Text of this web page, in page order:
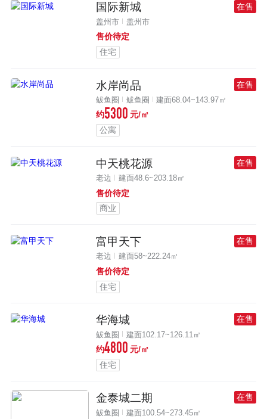
国际新城 在售
盖州市 盖州市
售价待定
住宅
水岸尚品 在售
鲅鱼圈 鲅鱼圈 建面68.04~143.97㎡
约5300 元/㎡
公寓
中天桃花源 在售
老边 建面48.6~203.18㎡
售价待定
商业
富甲天下 在售
老边 建面58~222.24㎡
售价待定
住宅
华海城 在售
鲅鱼圈 建面102.17~126.11㎡
约4800 元/㎡
住宅
金泰城二期 在售
鲅鱼圈 建面100.54~273.45㎡